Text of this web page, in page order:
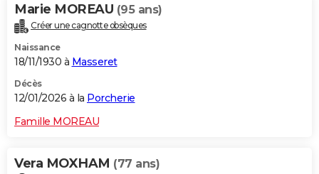
Dictionnaire
Biographies
Citations
Expressions
Proverbes
PROGRAMME TV
COPAINS D'AVANT
S'inscrire
Se connecter
Lycées
Collèges
Primaires
Universités
Entreprises
Service militaire
Avis de recherche
AVIS DE DÉCÈS
Marie MOREAU (95 ans)
Créer une cagnotte obsèques
Naissance
18/11/1930 à Masseret
Décès
12/01/2026 à la Porcherie
Famille MOREAU
Vera MOXHAM (77 ans)